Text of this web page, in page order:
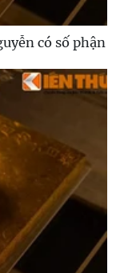
có số phận